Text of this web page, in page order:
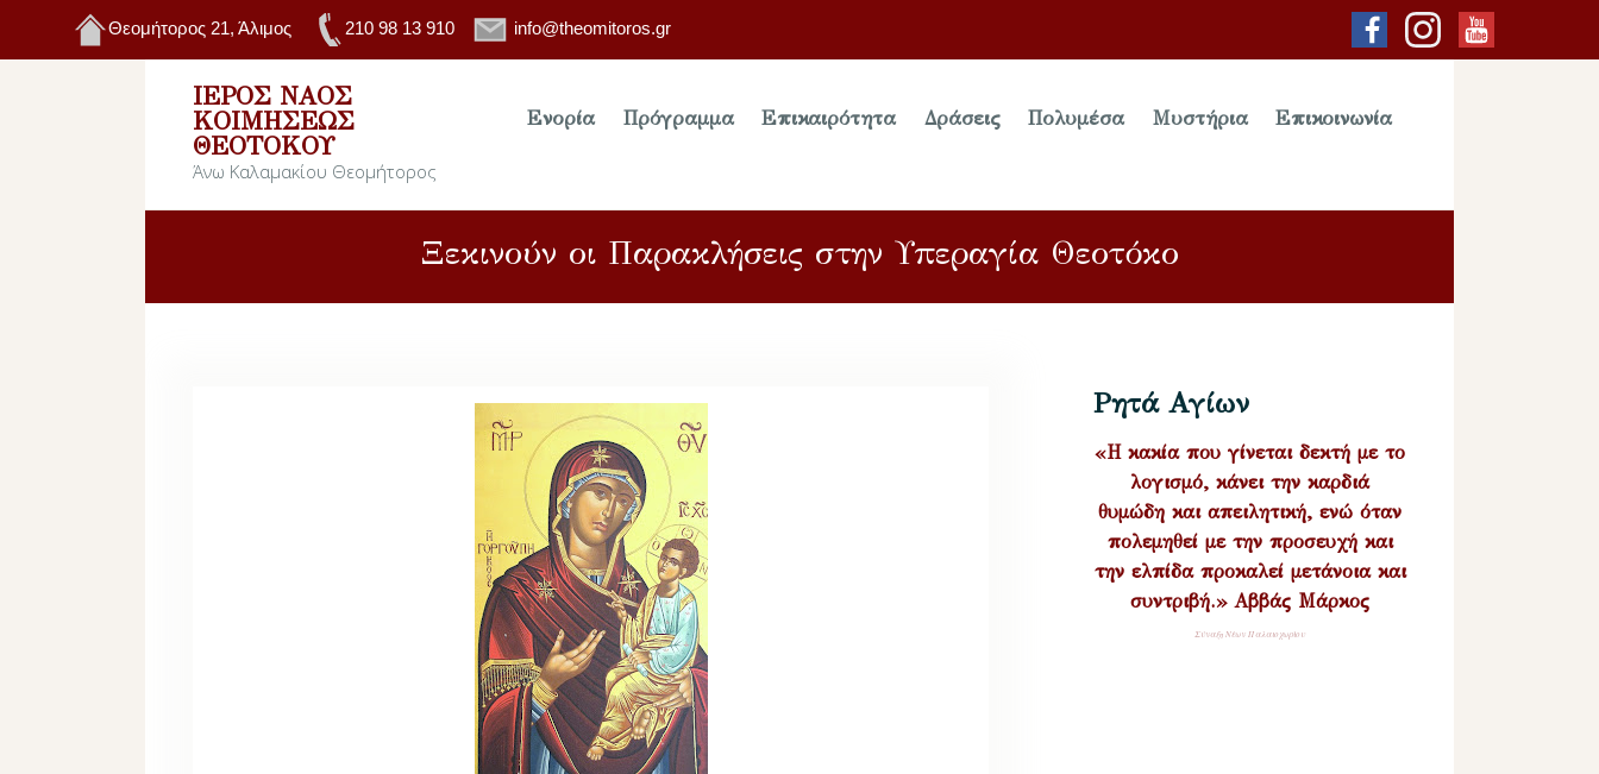
Θεομήτορος 21, Άλιμος 210 98 13 910 info@theomitoros.gr
ΙΕΡΌΣ ΝΑΌΣ
ΚΟΙΜΉΣΕΩΣ
ΘΕΟΤΌΚΟΥ
Άνω Καλαμακίου Θεομήτορος
Ενορία Πρόγραμμα Επικαιρότητα Δράσεις Πολυμέσα Μυστήρια Επικοινωνία
Ξεκινούν οι Παρακλήσεις στην Υπεραγία Θεοτόκο
Ρητά Αγίων
«Η κακία που γίνεται δεκτή με το
λογισμό, κάνει την καρδιά
θυμώδη και απειλητική, ενώ όταν
πολεμηθεί με την προσευχή και
την ελπίδα προκαλεί μετάνοια και
συντριβή.» Αββάς Μάρκος
Σύναξη Νέων Παλαιοχωρίου